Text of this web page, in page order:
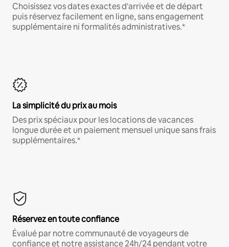
Choisissez vos dates exactes d'arrivée et de départ
puis réservez facilement en ligne, sans engagement
supplémentaire ni formalités administratives.*
La simplicité du prix au mois
Des prix spéciaux pour les locations de vacances
longue durée et un paiement mensuel unique sans frais
supplémentaires.*
Réservez en toute confiance
Évalué par notre communauté de voyageurs de
confiance et notre assistance 24h/24 pendant votre